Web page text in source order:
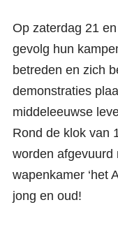
Op zaterdag 21
gevolg hun
betreden en zich
demonstraties
middeleeuwse
Rond de klok van
worden afgevuurd
wapenkamer ‘het
jong en oud!